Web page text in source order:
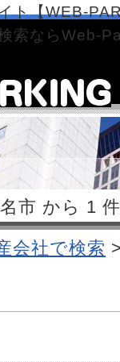
ト【WEB-
索ならWeb-
市 から 1
会社で検索